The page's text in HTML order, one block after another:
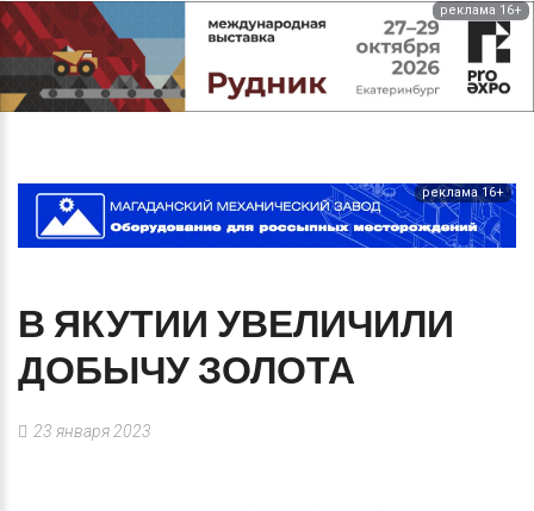
реклама 16+
реклама 16+
ВЯКУТИИ УВЕЛИЧИЛИ
ДОБЫЧУЗОЛОТА
23 января 2023